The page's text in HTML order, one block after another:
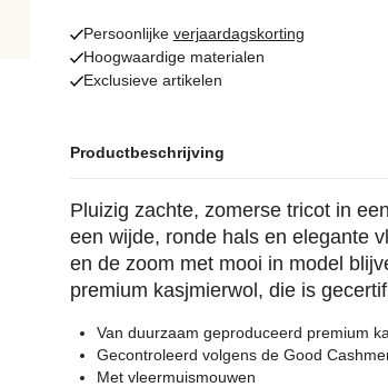
Persoonlijke verjaardagskorting
Hoogwaardige materialen
Exclusieve artikelen
Productbeschrijving
Pluizig zachte, zomerse tricot in
een wijde, ronde hals en elegante
en de zoom met mooi in model
premium kasjmierwol, die is
Van duurzaam geproduceerd premium
Gecontroleerd volgens de Good
Met vleermuismouwen